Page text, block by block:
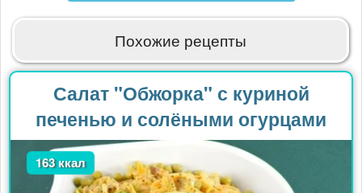
Похожие рецепты
Салат "Обжорка" с куриной
печенью и солёными огурцами
163 ккал